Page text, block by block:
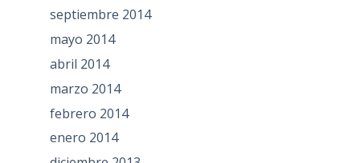
septiembre 2014
mayo 2014
abril 2014
marzo 2014
febrero 2014
enero 2014